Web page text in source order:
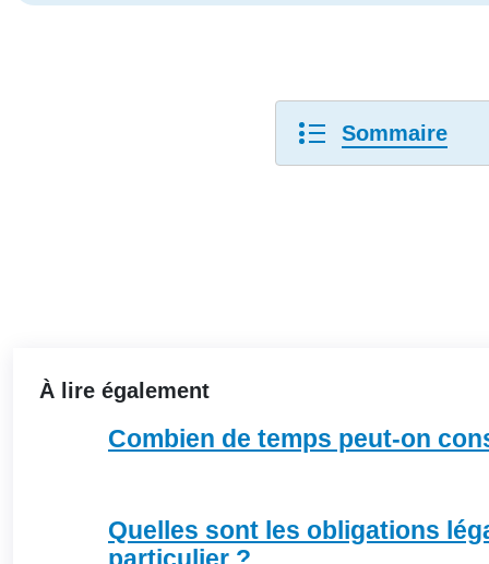
Sommaire
À lire également
Combien de temps peut-on
Quelles sont les obligations